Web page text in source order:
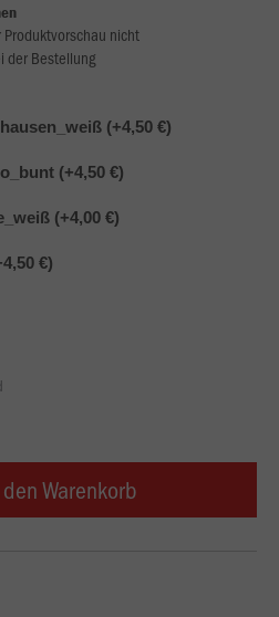
nicht
der Bestellung
(+4,50 €)
(+4,50 €)
(+4,00 €)
€)
Warenkorb